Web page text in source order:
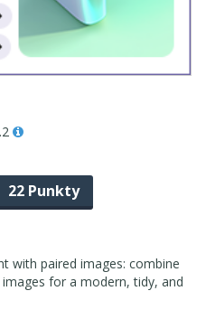
22 Punkty
with paired images: combine
for a modern, tidy, and